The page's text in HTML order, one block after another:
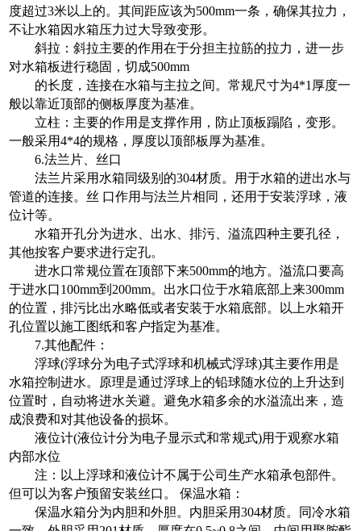
度超过3米以上的。其间距应该为500mm一条，确保其拉力，
不让水箱因水箱压力过大导致变形。
斜拉：斜拉主要的作用在于分担主拉筋的拉力，进一步
对水箱板进行稳固，切成500mm
的长度，连接在水箱与主拉之间。常规尺寸为4*1厚度一
般以靠近顶部的侧板厚度为基准。
立柱：主要的作用是支撑作用，防止顶板蹋陷，变形。
一般采用4*4的规格，厚度以顶部板厚为基准。
6.法兰片、丝口
法兰片采用水箱同级别的304材质。用于水箱的进出水与
管道的连接。丝 口作用与法兰片相同，还用于安装浮球，液
位计等。
水箱开孔分为进水、出水、排污、溢流四种主要孔径，
其他按客户要求进行定孔。
进水口常规位置在顶部下来500mm的地方。溢流口要高
于进水口100mm到200mm。出水口位于水箱底部上来300mm
的位置，排污比出水略低或者安装于水箱底部。以上水箱开
孔位置以施工图纸和客户指定为基准。
7.其他配件：
浮球(浮球分为电子式浮球和机械式浮球)其主要作用是
水箱控制进水。原理是通过浮球上的铅球随水位的上升达到
位置时，自动将进水关避。避免水箱多余的水溢流出来，造
成浪费和对其他设备的损坏。
液位计(液位计分为电子显示式和常规式)用于观察水箱
内部水位
注：以上浮球和液位计不属于公司生产水箱承包部件。
但可以为客户预留安装丝口。 保温水箱：
保温水箱分为内胆和外胆。内胆采用304材质。同冷水箱